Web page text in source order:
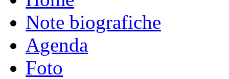
Note biografiche
Agenda
Foto